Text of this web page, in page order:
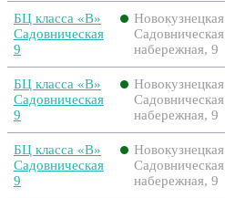
БЦ класса «B»
Садовническая
9
Новокузнецкая
Садовническая
набережная, 9
БЦ класса «B»
Садовническая
9
Новокузнецкая
Садовническая
набережная, 9
БЦ класса «B»
Садовническая
9
Новокузнецкая
Садовническая
набережная, 9